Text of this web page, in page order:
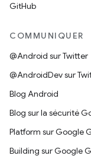
GitHub
COMMUNIQUER
@Android sur Twitter
@AndroidDev sur
Blog Android
Blog sur la sécurité
Platform sur Google
Building sur Google